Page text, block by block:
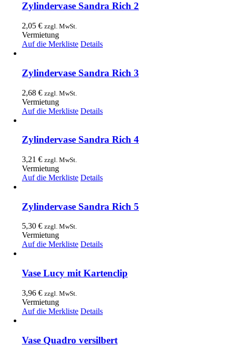
Zylindervase Sandra Rich 2
2,05 € zzgl. MwSt.
Vermietung
Auf die Merkliste Details
Zylindervase Sandra Rich 3
2,68 € zzgl. MwSt.
Vermietung
Auf die Merkliste Details
Zylindervase Sandra Rich 4
3,21 € zzgl. MwSt.
Vermietung
Auf die Merkliste Details
Zylindervase Sandra Rich 5
5,30 € zzgl. MwSt.
Vermietung
Auf die Merkliste Details
Vase Lucy mit Kartenclip
3,96 € zzgl. MwSt.
Vermietung
Auf die Merkliste Details
Vase Quadro versilbert